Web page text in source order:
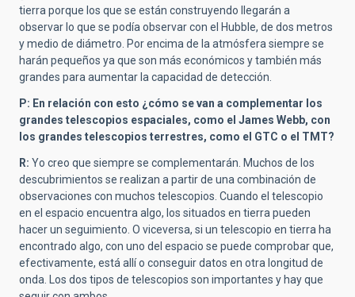
tierra porque los que se están construyendo llegarán a
observar lo que se podía observar con el Hubble, de dos metros
y medio de diámetro. Por encima de la atmósfera siempre se
harán pequeños ya que son más económicos y también más
grandes para aumentar la capacidad de detección.
P: En relación con esto ¿cómo se van a complementar los
grandes telescopios espaciales, como el James Webb, con
los grandes telescopios terrestres, como el GTC o el TMT?
R: Yo creo que siempre se complementarán. Muchos de los
descubrimientos se realizan a partir de una combinación de
observaciones con muchos telescopios. Cuando el telescopio
en el espacio encuentra algo, los situados en tierra pueden
hacer un seguimiento. O viceversa, si un telescopio en tierra ha
encontrado algo, con uno del espacio se puede comprobar que,
efectivamente, está allí o conseguir datos en otra longitud de
onda. Los dos tipos de telescopios son importantes y hay que